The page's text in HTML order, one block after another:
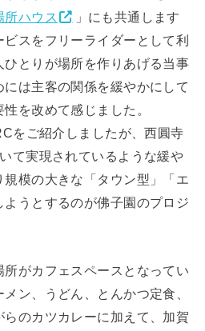
所ハウス
」にも共通します
スをフリーライダーとして利
ひとりが場所を作りあげる当事
は主客の関係を緩やかにして
を改めて感じました。
をご紹介しましたが、西圓寺
て実現されているような緩や
模の大きな「タウン型」「エ
ようとするのが佛子園のプロジ
がカフェスペースとなってい
ン、うどん、とんかつ定食、
のカツカレーに加えて、加賀